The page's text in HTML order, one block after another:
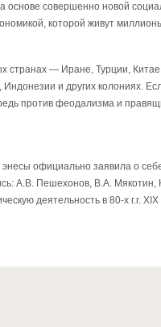
совершенно новой
которой живут
странах — Иране, Турции,
и других колониях.
против феодализма и
официально заявила о
А.В. Пешехонов, В.А. Мякотин,
деятельность в 80-х г.г.